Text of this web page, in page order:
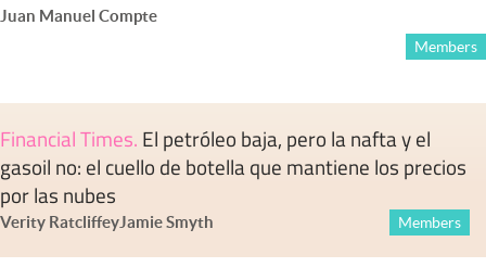
Juan Manuel Compte
Members
Financial Times. El petróleo baja, pero la nafta y el
gasoil no: el cuello de botella que mantiene los precios
por las nubes
Verity RatcliffeyJamie Smyth Members